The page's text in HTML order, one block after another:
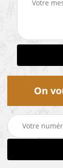
On